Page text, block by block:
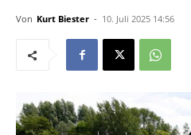
Von Kurt Biester - 10. Juli 2025 14:56